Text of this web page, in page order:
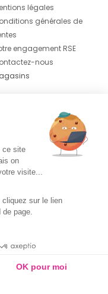
légales
générales de
engagement RSE
nous
ce site
on
visite...
cliquez sur le lien
page.
OK pour moi